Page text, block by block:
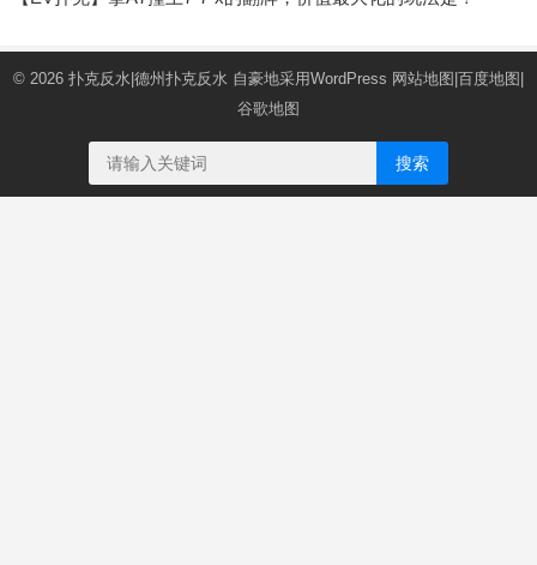
© 2026 扑克反水|德州扑克反水 自豪地采用WordPress 网站地图|百度地图|
谷歌地图
搜索